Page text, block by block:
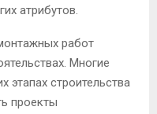
атрибутов.
работ
Многие
этапах строительства
проекты